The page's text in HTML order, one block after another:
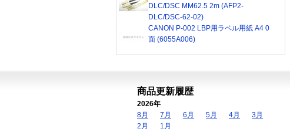
DLC/DSC MM62.5 2m (AFP2-
DLC/DSC-62-02)
CANON P-002 LBP用ラベル用紙 A4 0
面 (6055A006)
商品更新履歴
2026年
8月
7月 6月 5月 4月
3月
2月
1月